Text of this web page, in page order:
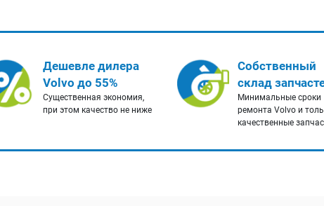
Дешевле дилера
Volvo до 55%
Существенная экономия,
при этом качество не ниже
Собственный
склад
Минимальные сроки
ремонта Volvo и
качественные